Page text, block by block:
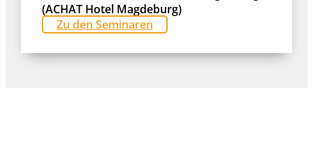
(ACHAT Hotel Magdeburg)
Zu den Seminaren